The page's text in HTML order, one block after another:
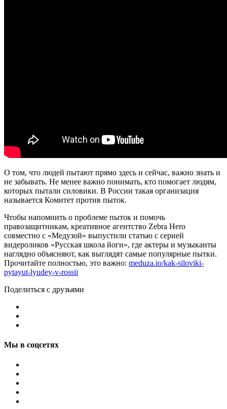
О том, что людей пытают прямо здесь и сейчас, важно знать и
не забывать. Не менее важно понимать, кто помогает людям,
которых пытали силовики. В России такая организация
называется Комитет против пыток.
Чтобы напомнить о проблеме пыток и помочь
правозащитникам, креативное агентство Zebra Hero
совместно с «Медузой» выпустили статью с серией
видероликов «Русская школа йоги», где актеры и музыканты
наглядно объясняют, как выглядят самые популярные пытки.
Прочитайте полностью, это важно: meduza.io/kak-siloviki-
pytayut-lyudey-v-rossii
Поделиться с друзьями
Мы в соцсетях